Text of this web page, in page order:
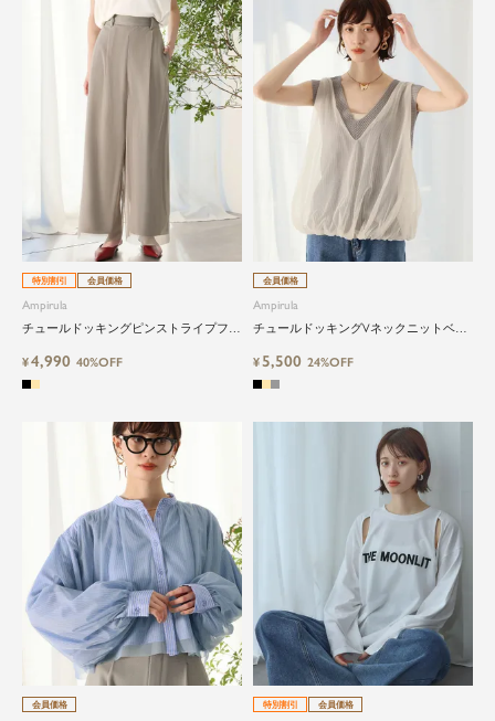
特別割引 会員価格
Ampirula
チュールドッキングピンストライプフレ
¥4,990 40%OFF
会員価格
Ampirula
チュールドッキングVネックニットベス
¥5,500 24%OFF
会員価格 特別割引 会員価格